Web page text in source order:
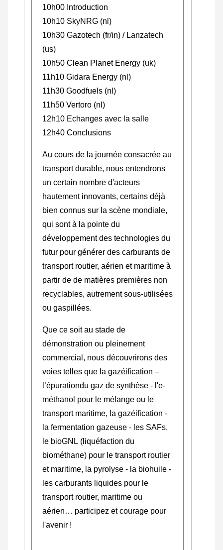
10h00 Introduction
10h10 SkyNRG (nl)
10h30 Gazotech (fr/in) / Lanzatech
(us)
10h50 Clean Planet Energy (uk)
11h10 Gidara Energy (nl)
11h30 Goodfuels (nl)
11h50 Vertoro (nl)
12h10 Echanges avec la salle
12h40 Conclusions
Au cours de la journée consacrée au
transport durable, nous entendrons
un certain nombre d'acteurs
hautement innovants, certains déjà
bien connus sur la scène mondiale,
qui sont à la pointe du
développement des technologies du
futur pour générer des carburants de
transport routier, aérien et maritime à
partir de de matières premières non
recyclables, autrement sous-utilisées
ou gaspillées.
Que ce soit au stade de
démonstration ou pleinement
commercial, nous découvrirons des
voies telles que la gazéification –
l’épurationdu gaz de synthèse - l'e-
méthanol pour le mélange ou le
transport maritime, la gazéification -
la fermentation gazeuse - les SAFs,
le bioGNL (liquéfaction du
biométhane) pour le transport routier
et maritime, la pyrolyse - la biohuile -
les carburants liquides pour le
transport routier, maritime ou
aérien… participez et courage pour
l'avenir !